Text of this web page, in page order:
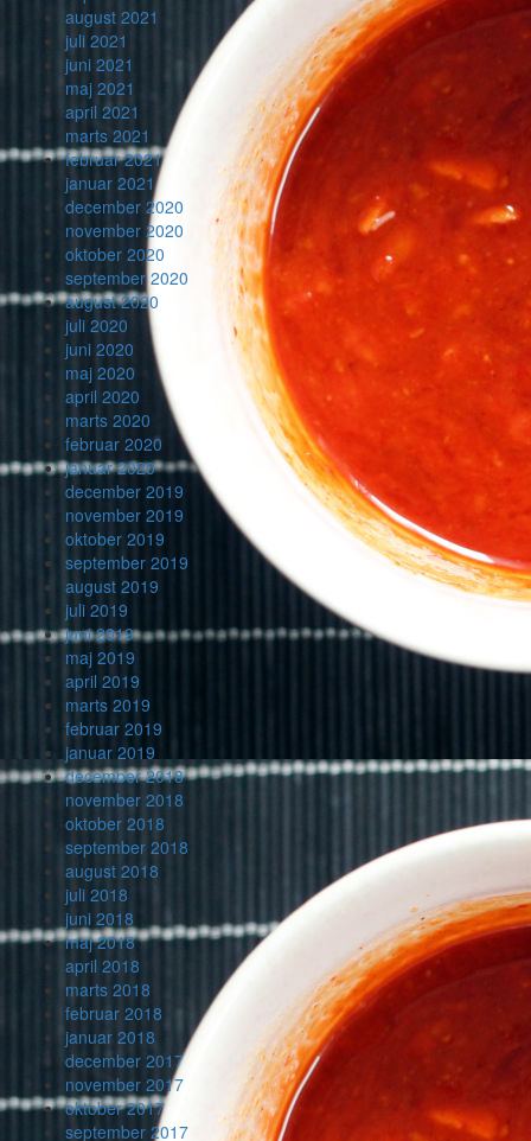
august 2021
juli 2021
juni 2021
maj 2021
april 2021
marts 2021
februar 2021
januar 2021
december 2020
november 2020
oktober 2020
september 2020
august 2020
juli 2020
juni 2020
maj 2020
april 2020
marts 2020
februar 2020
januar 2020
december 2019
november 2019
oktober 2019
september 2019
august 2019
juli 2019
juni 2019
maj 2019
april 2019
marts 2019
februar 2019
januar 2019
december 2018
november 2018
oktober 2018
september 2018
august 2018
juli 2018
juni 2018
maj 2018
april 2018
marts 2018
februar 2018
januar 2018
december 2017
november 2017
oktober 2017
september 2017